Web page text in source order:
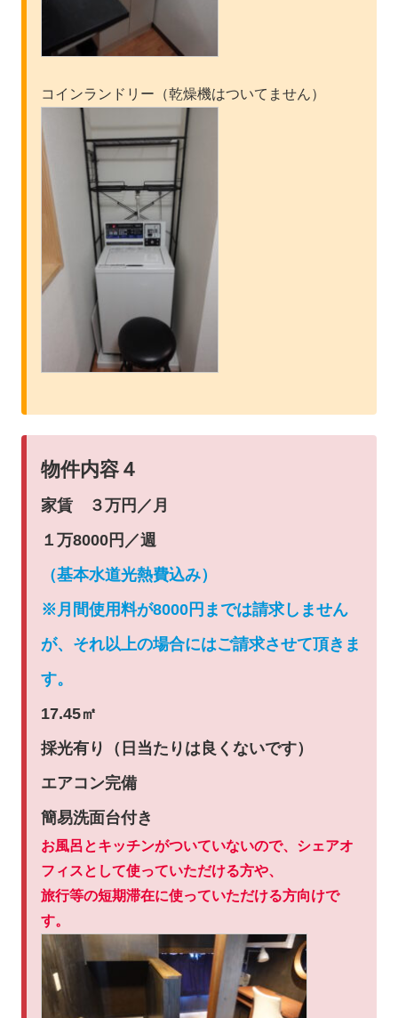
コインランドリー（乾燥機はついてません）
物件内容４
家賃 ３万円／月
１万8000円／週
（基本水道光熱費込み）
※月間使用料が8000円までは請求しません
が、それ以上の場合にはご請求させて頂きま
す。
17.45㎡
採光有り（日当たりは良くないです）
エアコン完備
簡易洗面台付き
お風呂とキッチンがついていないので、シェアオ
フィスとして使っていただける方や、
旅行等の短期滞在に使っていただける方向けで
す。